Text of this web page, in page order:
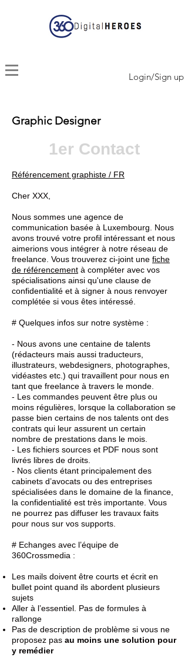
Login/Sign up
Graphic Designer
1er Contact
Référencement graphiste / FR
Cher XXX,
Nous sommes une agence de
communication basée à Luxembourg. Nous
avons trouvé votre profil intéressant et nous
aimerions vous intégrer à notre réseau de
freelance. Vous trouverez ci-joint une fiche
de référencement à compléter avec vos
spécialisations ainsi qu'une clause de
confidentialité et à signer à nous renvoyer
complétée si vous êtes intéressé.
# Quelques infos sur notre système :
- Nous avons une centaine de talents
(rédacteurs mais aussi traducteurs,
illustrateurs, webdesigners, photographes,
vidéastes etc.) qui travaillent pour nous en
tant que freelance à travers le monde.
- Les commandes peuvent être plus ou
moins régulières, lorsque la collaboration se
passe bien certains de nos talents ont des
contrats qui leur assurent un certain
nombre de prestations dans le mois.
- Les fichiers sources et PDF nous sont
livrés libres de droits.
- Nos clients étant principalement des
cabinets d’avocats ou des entreprises
spécialisées dans le domaine de la finance,
la confidentialité est très importante. Vous
ne pourrez pas diffuser les travaux faits
pour nous sur vos supports.
# Echanges avec l’équipe de
360Crossmedia :
Les mails doivent être courts et écrit en
bullet point quand ils abordent plusieurs
sujets
Aller à l’essentiel. Pas de formules à
rallonge
Pas de description de problème si vous ne
proposez pas au moins une solution pour
y remédier